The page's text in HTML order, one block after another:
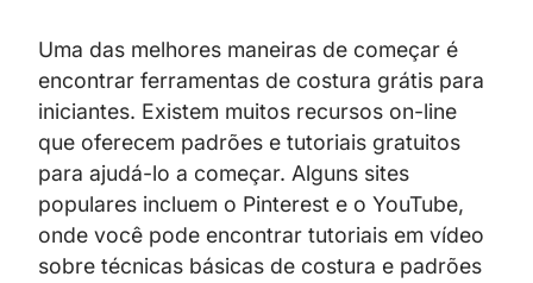
Uma das melhores maneiras de começar é
encontrar ferramentas de costura grátis para
iniciantes. Existem muitos recursos on-line
que oferecem padrões e tutoriais gratuitos
para ajudá-lo a começar. Alguns sites
populares incluem o Pinterest e o YouTube,
onde você pode encontrar tutoriais em vídeo
sobre técnicas básicas de costura e padrões